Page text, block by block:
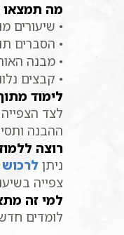
מה תמצאו
• שיעורים
• הסברים
• מבנה
• קבצים
לימוד
לצד
ההבנה
רוצה
ניתן
צפייה
למי זה
לומדים